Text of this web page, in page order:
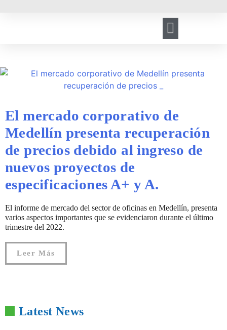
El mercado corporativo de
Medellín presenta recuperación
de precios debido al ingreso de
nuevos proyectos de
especificaciones A+ y A.
El informe de mercado del sector de oficinas en Medellín, presenta
varios aspectos importantes que se evidenciaron durante el último
trimestre del 2022.
Leer Más
Latest News